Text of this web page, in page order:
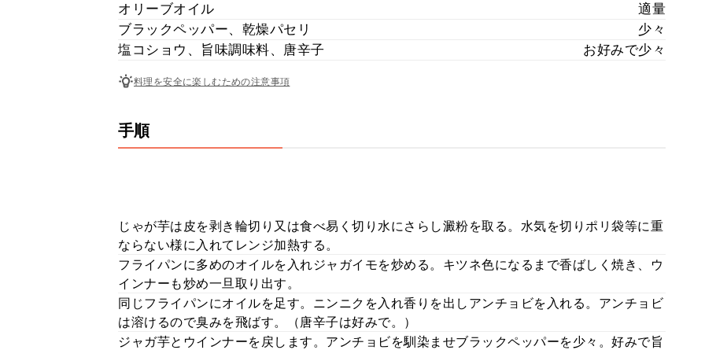
オリーブオイル
適量
ブラックペッパー、乾燥パセリ
少々
塩コショウ、旨味調味料、唐辛子
お好みで少々
料理を安全に楽しむための注意事項
手順
じゃが芋は皮を剥き輪切り又は食べ易く切り水にさらし澱粉を取る。水気を切りポリ袋等に重
ならない様に入れてレンジ加熱する。
フライパンに多めのオイルを入れジャガイモを炒める。キツネ色になるまで香ばしく焼き、ウ
インナーも炒め一旦取り出す。
同じフライパンにオイルを足す。ニンニクを入れ香りを出しアンチョビを入れる。アンチョビ
は溶けるので臭みを飛ばす。（唐辛子は好みで。）
ジャガ芋とウインナーを戻します。アンチョビを馴染ませブラックペッパーを少々。好みで旨